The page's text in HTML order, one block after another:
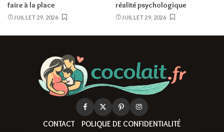
faire à la place
JUILLET 29, 2026
réalité psychologique
JUILLET 29, 2026
CONTACT POLIQUE DE CONFIDENTIALITÉ